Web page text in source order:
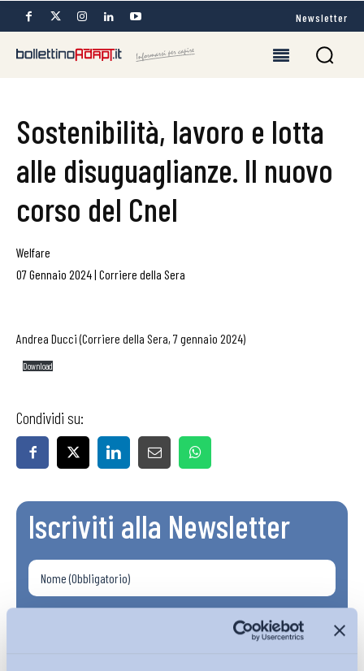
Newsletter
Sostenibilità, lavoro e lotta
alle disuguaglianze. Il nuovo
corso del Cnel
Welfare
07 Gennaio 2024| Corriere della Sera
Andrea Ducci (Corriere della Sera, 7 gennaio 2024)
Download
Condividi su:
Iscriviti alla Newsletter